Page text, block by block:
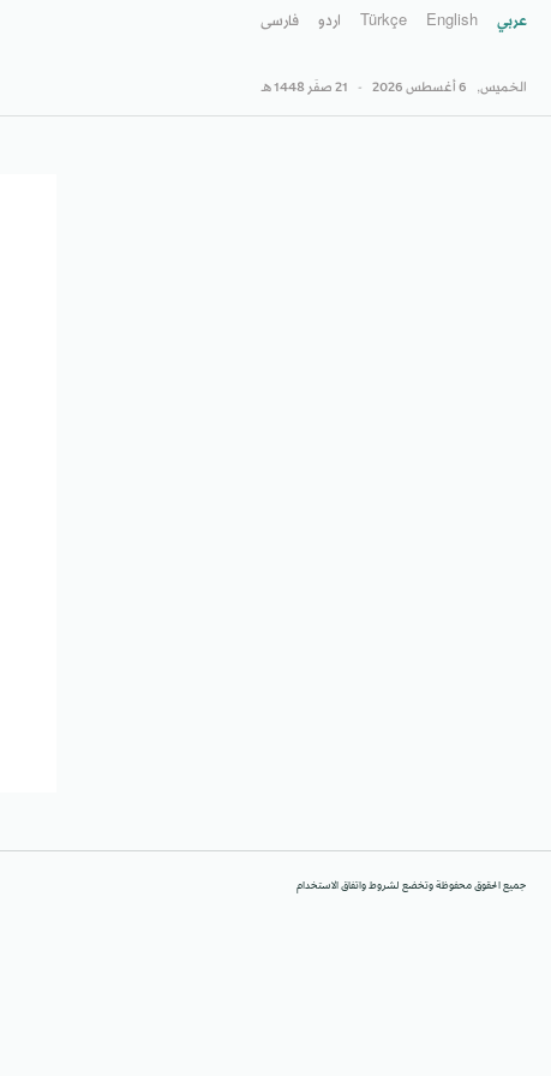
عربي English
Türkçe اردو فارسى
الخميس, 6 أغسطس 2026 - 21 صفَر 1448 هـ
جميع الحقوق محفوظة وتخضع لشروط واتفاق الاستخدام